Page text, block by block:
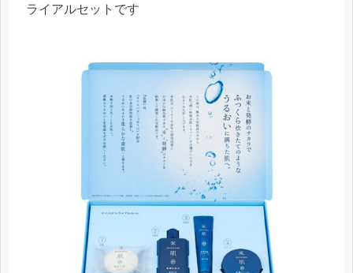
ライアルセットです